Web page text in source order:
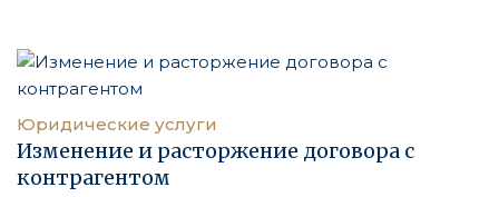
Юридические услуги
Изменение и расторжение договора с
контрагентом